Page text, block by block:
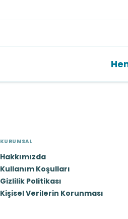
KURUMSAL
Hakkımızda
Kullanım Koşulları
Gizlilik Politikası
Kişisel Verilerin Korunması